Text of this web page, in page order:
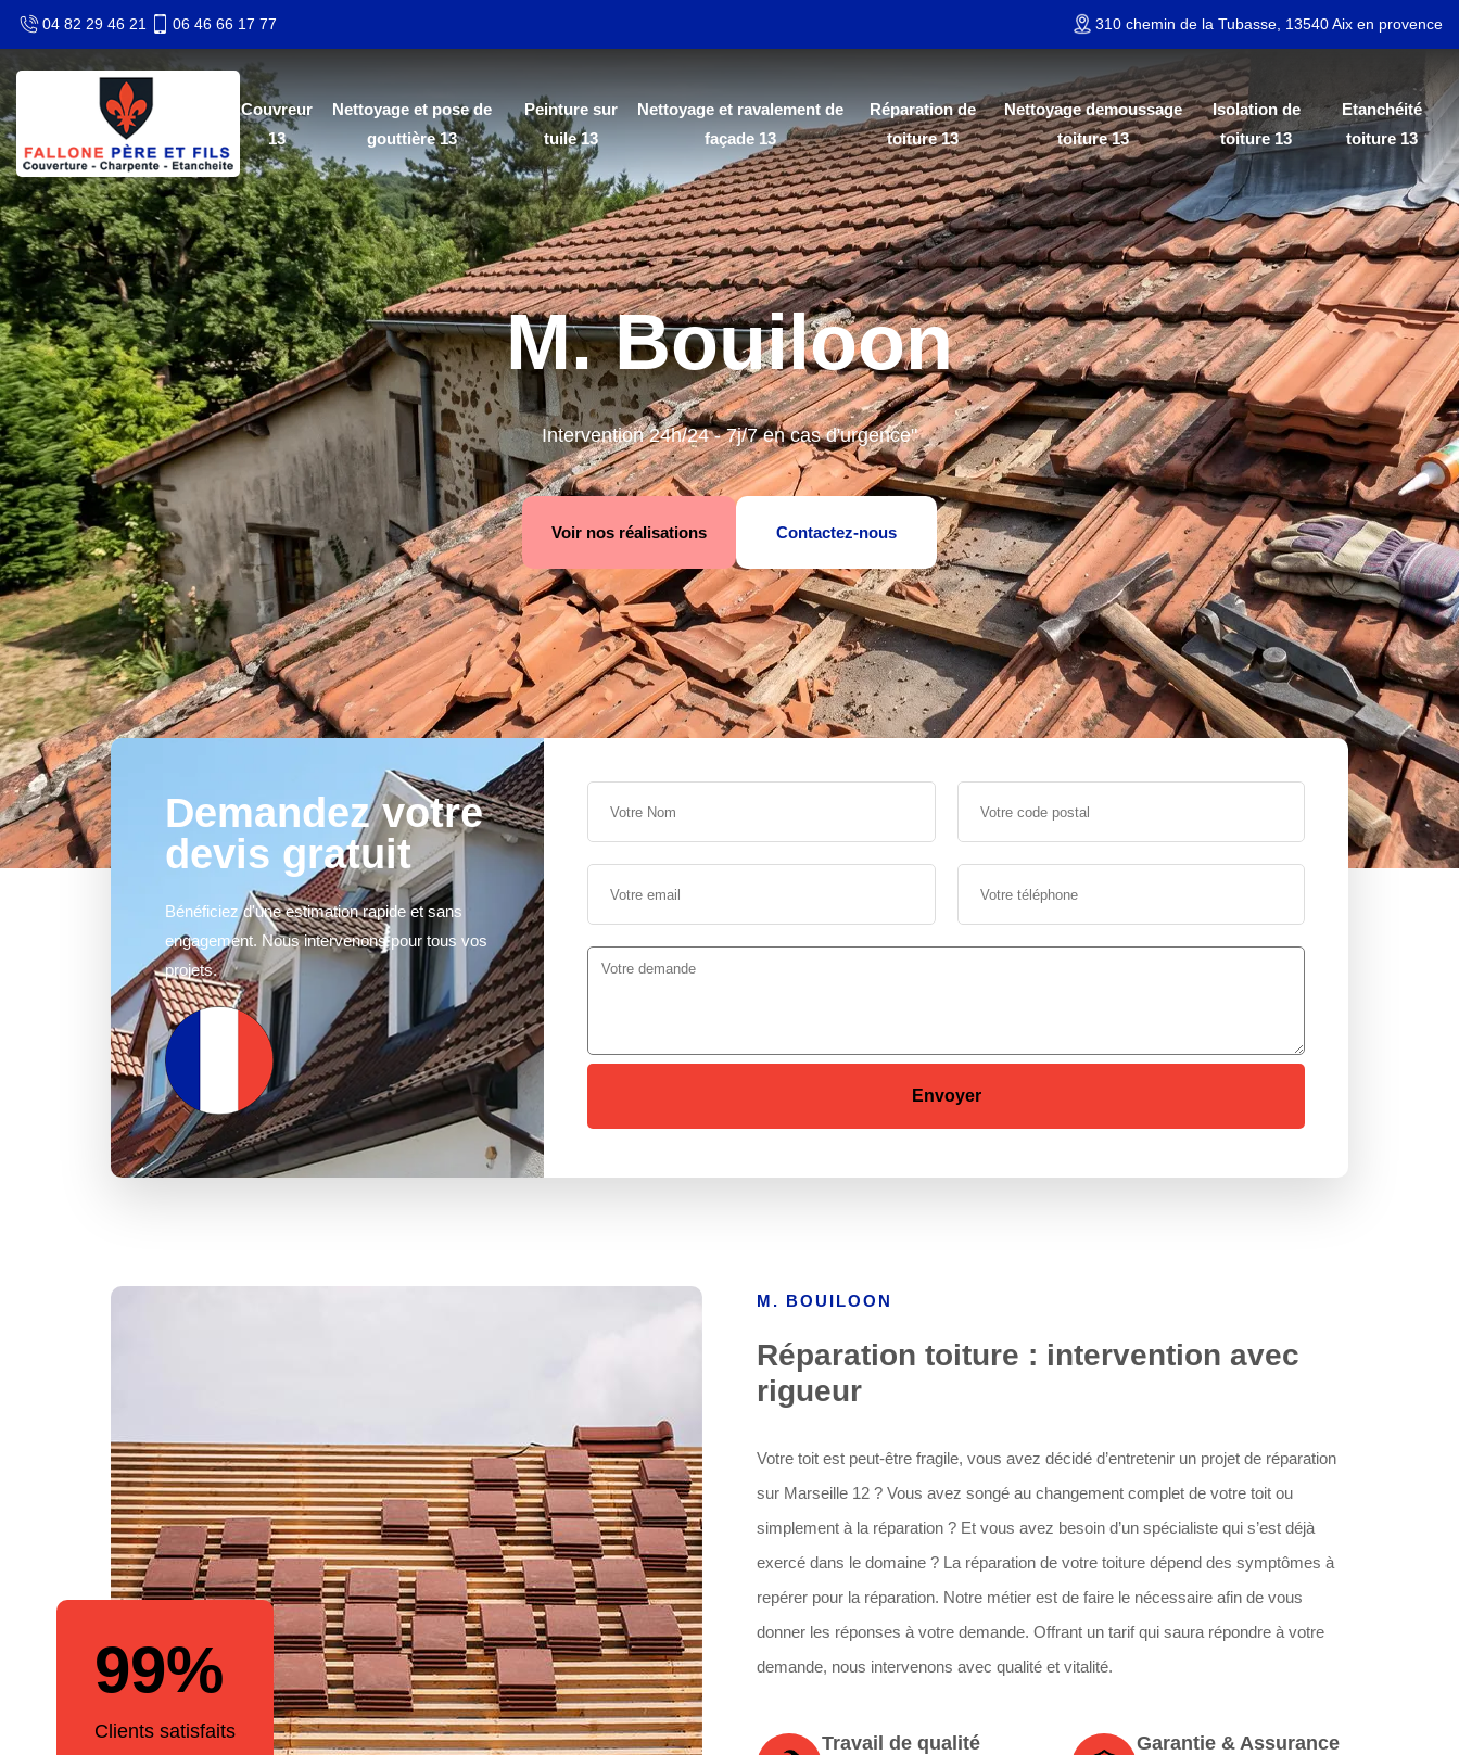
04 82 29 46 21 06 46 66 17 77 310 chemin de la Tubasse, 13540 Aix en provence
Couvreur
13
Nettoyage et pose de
gouttière 13
Peinture sur
tuile 13
Nettoyage et ravalement de
façade 13
Réparation de
toiture 13
Nettoyage demoussage
toiture 13
Isolation de
toiture 13
Etanchéité
toiture 13
M. Bouiloon
Intervention 24h/24 - 7j/7 en cas d'urgence"
Voir nos réalisations Contactez-nous
Demandez votre
devis gratuit
Bénéficiez d'une estimation rapide et sans
engagement. Nous intervenons pour tous vos
projets.
99%
Clients satisfaits
M. BOUILOON
Réparation toiture : intervention avec
rigueur
Votre toit est peut-être fragile, vous avez décidé d’entretenir un projet de réparation
sur Marseille 12 ? Vous avez songé au changement complet de votre toit ou
simplement à la réparation ? Et vous avez besoin d’un spécialiste qui s’est déjà
exercé dans le domaine ? La réparation de votre toiture dépend des symptômes à
repérer pour la réparation. Notre métier est de faire le nécessaire afin de vous
donner les réponses à votre demande. Offrant un tarif qui saura répondre à votre
demande, nous intervenons avec qualité et vitalité.
Travail de qualité Garantie & Assurance